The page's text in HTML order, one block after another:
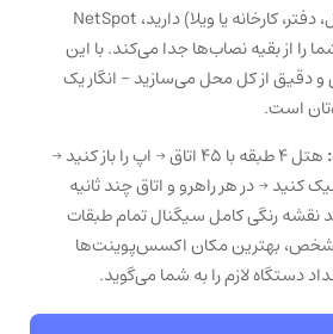
اگر پروژه‌های بزرگ (هتل، دفتر، کارخانه یا ویلا) دارید، NetSpot
را از بقیه نصاب‌ها جدا می‌کند. با این
و دقیق از کل محل می‌سازید – انگار یک
است.
هتل ۴ طبقه با ۴۵ اتاق → اپ را باز کنید →
کنید → در هر راهرو و اتاق چند ثانیه
دقیقه بعد نقشه رنگی کامل سیگنال تمام طبقات
بهترین مکان اکسس‌پوینت‌ها
دستگاه لازم را به شما می‌گوید.